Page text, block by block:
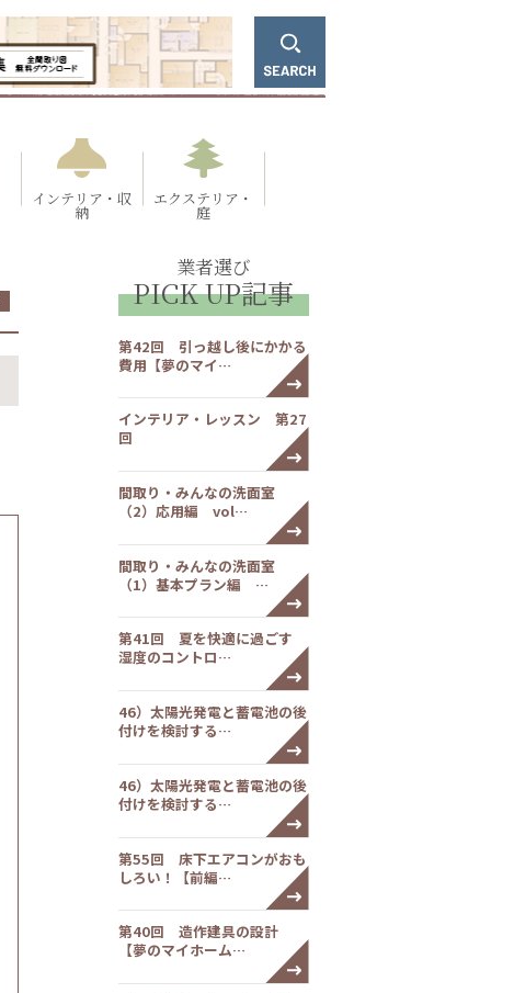
インテリア・収
納
エクステリア・
庭
業者選び
PICK UP記事
第42回 引っ越し後にかかる
費用【夢のマイ…
インテリア・レッスン 第27
回
間取り・みんなの洗面室
（2）応用編 vol…
間取り・みんなの洗面室
（1）基本プラン編 …
第41回 夏を快適に過ごす
湿度のコントロ…
46）太陽光発電と蓄電池の後
付けを検討する…
46）太陽光発電と蓄電池の後
付けを検討する…
第55回 床下エアコンがおも
しろい！【前編…
第40回 造作建具の設計
【夢のマイホーム…